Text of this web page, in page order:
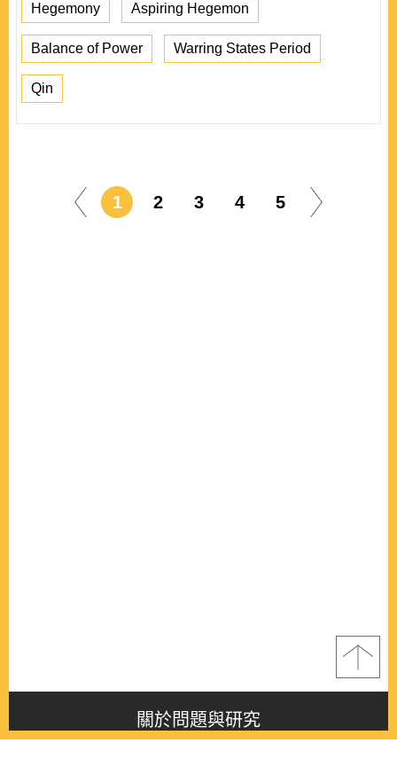
Hegemony Aspiring Hegemon
Balance of Power Warring States Period
Qin
1 2 3 4 5
關於問題與研究
About this journal